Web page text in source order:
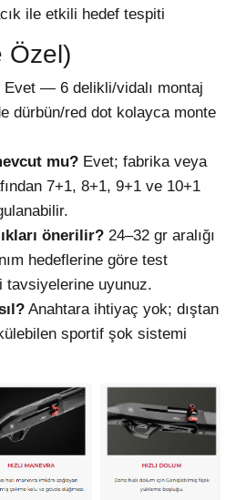
ile etkili hedef tespiti
Özel)
Evet — 6 delikli/vidalı montaj
dürbün/red dot kolayca monte
mu? Evet; fabrika veya
7+1, 8+1, 9+1 ve 10+1
önerilir? 24–32 gr aralığı
hedeflerine göre test
tavsiyelerine uyunuz.
Anahtara ihtiyaç yok; dıştan
sportif şok sistemi